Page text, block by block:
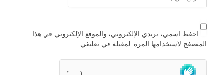
احفظ اسمي، بريدي الإلكتروني، والموقع الإلكتروني في هذا
المتصفح لاستخدامها المرة المقبلة في تعليقي.